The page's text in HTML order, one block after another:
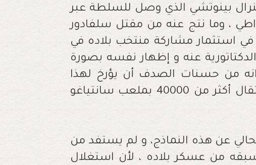
بينوتشي الذي وصل للسلطة عبر
، وما نتج عنه من مقتل سلفادور
استثمار مشاركة منتخب بلاده في
لمحو صورة الدكتاتورية عنه و إظهار نفسه بصورة
انه من حسنات الصدف أن يؤرخ لهذا
الدكتاتور طابعه الدموي من خلال اعتقال أكثر من 40000 بملعب سانتياغو
عن هذه النماذج، و لم يستفد من
من عسكر بلاده ، لأن استغلال